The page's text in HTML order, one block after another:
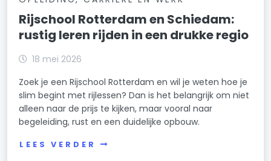
Rijschool Rotterdam en Schiedam:
rustig leren rijden in een drukke regio
18 mei 2026
Zoek je een Rijschool Rotterdam en wil je weten hoe je
slim begint met rijlessen? Dan is het belangrijk om niet
alleen naar de prijs te kijken, maar vooral naar
begeleiding, rust en een duidelijke opbouw.
LEES VERDER